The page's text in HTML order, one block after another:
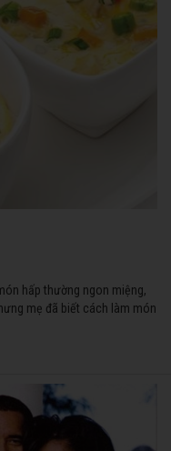
hấp thường ngon miệng,
mẹ đã biết cách làm món